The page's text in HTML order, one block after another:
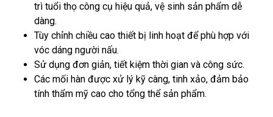
trì tuổi thọ công cụ hiệu quả, vệ sinh sản phẩm dễ
dàng.
Tùy chỉnh chiều cao thiết bị linh hoạt để phù hợp với
vóc dáng người nấu.
Sử dụng đơn giản, tiết kiệm thời gian và công sức.
Các mối hàn được xử lý kỹ càng, tinh xảo, đảm bảo
tính thẩm mỹ cao cho tổng thể sản phẩm.